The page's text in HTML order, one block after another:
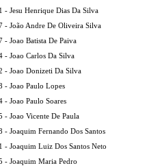
- Jesu Henrique Dias Da Silva
- João Andre De Oliveira Silva
- Joao Batista De Paiva
- Joao Carlos Da Silva
- Joao Donizeti Da Silva
- Joao Paulo Lopes
- Joao Paulo Soares
- Joao Vicente De Paula
- Joaquim Fernando Dos Santos
- Joaquim Luiz Dos Santos Neto
- Joaquim Maria Pedro